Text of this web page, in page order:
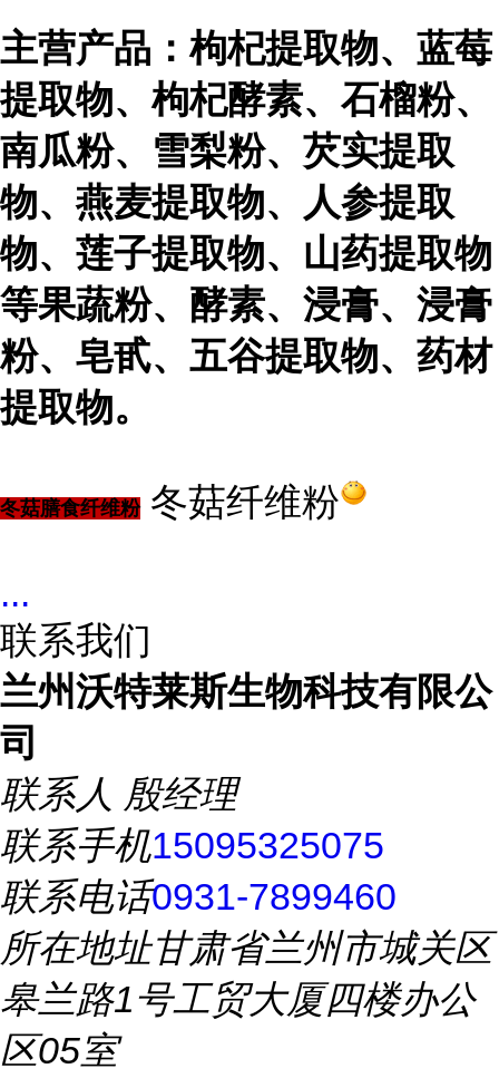
主营产品：枸杞提取物、蓝莓
提取物、枸杞酵素、石榴粉、
南瓜粉、雪梨粉、芡实提取
物、燕麦提取物、人参提取
物、莲子提取物、山药提取物
等果蔬粉、酵素、浸膏、浸膏
粉、皂甙、五谷提取物、药材
提取物。
冬菇膳食纤维粉冬菇纤维粉
...
联系我们
兰州沃特莱斯生物科技有限公
司
联系人 殷经理
联系手机15095325075
联系电话0931-7899460
所在地址甘肃省兰州市城关区
皋兰路1号工贸大厦四楼办公
区05室